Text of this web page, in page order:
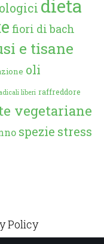
dieta
fiori di bach
e tisane
oli
liberi raffreddore
vegetariane
spezie stress
Policy